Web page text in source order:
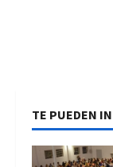
TE PUEDEN